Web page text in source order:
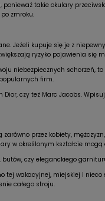
ponieważ takie okulary
zmroku.
Jeżeli kupuje się je z
ryzyko pojawienia się
niebezpiecznych schorzeń,
firm.
Dior, czy też Marc Jacobs.
przez kobiety,
w określonym kształcie
czy eleganckiego
tej wakacyjnej, miejskiej i
całego stroju.